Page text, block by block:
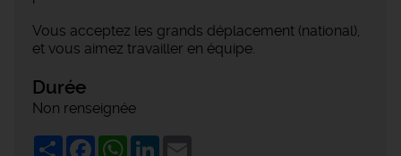
Vous acceptez les grands déplacement (national),
et vous aimez travailler en équipe.
Durée
Non renseignée
ShareFacebookWhatsApp
LinkedIn